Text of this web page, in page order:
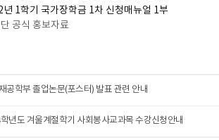
1학기 국가장학금 1차 신청매뉴얼 1부
공식 홍보자료
공학부 졸업논문(포스터) 발표 관련 안내
년도 겨울계절학기 사회봉사교과목 수강신청안내